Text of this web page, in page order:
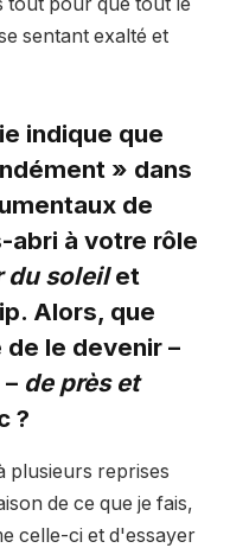
sentant exalté et
indique que
» dans
de
abri à votre rôle
du soleilet
Alors, que
le devenir –
de près et
?
plusieurs reprises
de ce que je fais,
celle-ci et d'essayer